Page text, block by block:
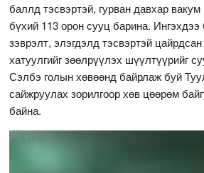
баллд тэсвэртэй, гурван давхар
бүхий 113 орон сууц барина. Ингэхдээ
зэврэлт, элэгдэлд тэсвэртэй
хатуулгийг зөөлрүүлэх шүүлтүүрийг
Сэлбэ голын хөвөөнд байрлаж буй
сайжруулах зорилгоор хөв цөөрөм
байна.